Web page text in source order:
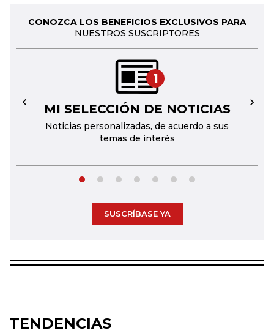
CONOZCA LOS BENEFICIOS EXCLUSIVOS PARA
NUESTROS SUSCRIPTORES
1
MI SELECCIÓN DE NOTICIAS
Noticias personalizadas, de acuerdo a sus
temas de interés
← →
SUSCRÍBASE YA
TENDENCIAS